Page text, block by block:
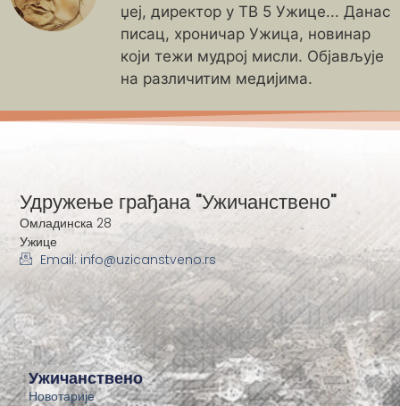
џеј, директор у ТВ 5 Ужице... Данас
писац, хроничар Ужица, новинар
који тежи мудрој мисли. Објављује
на различитим медијима.
Ужичанствено
Новотарије
Удружење грађана "Ужичанствено"
Омладинска 28
Ужице
Email: info@uzicanstveno.rs